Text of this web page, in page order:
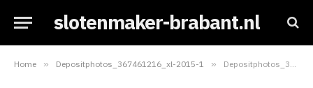
slotenmaker-brabant.nl
Home » Depositphotos_367461216_xl-2015-1 » Depositphotos_367461216_xl-2015-1